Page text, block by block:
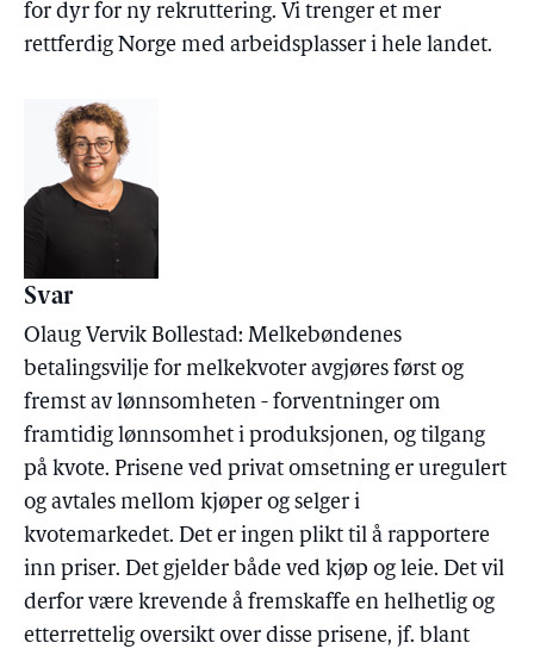
for dyr for ny rekruttering. Vi trenger et mer
rettferdig Norge med arbeidsplasser i hele landet.
Svar
Olaug Vervik Bollestad: Melkebøndenes
betalingsvilje for melkekvoter avgjøres først og
fremst av lønnsomheten - forventninger om
framtidig lønnsomhet i produksjonen, og tilgang
på kvote. Prisene ved privat omsetning er uregulert
og avtales mellom kjøper og selger i
kvotemarkedet. Det er ingen plikt til å rapportere
inn priser. Det gjelder både ved kjøp og leie. Det vil
derfor være krevende å fremskaffe en helhetlig og
etterrettelig oversikt over disse prisene, jf. blant